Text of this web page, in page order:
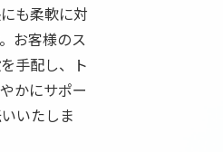
も柔軟に対
お客様のス
手配し、ト
かにサポー
いたしま